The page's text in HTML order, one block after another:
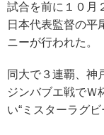
試合を前に１０月
日本代表監督の平
ニーが行われた。
同大で３連覇、神
ジンバブエ戦でＷ
い“ミスターラグ